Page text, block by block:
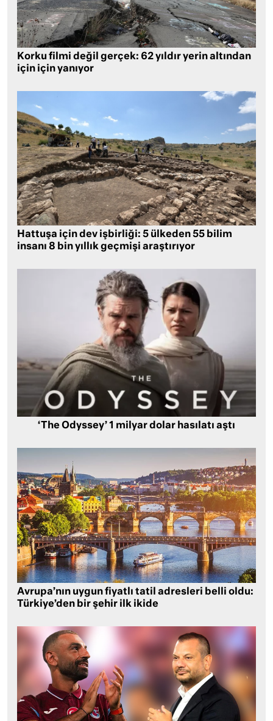
Korku filmi değil gerçek: 62 yıldır yerin altından
için için yanıyor
Hattuşa için dev işbirliği: 5 ülkeden 55 bilim
insanı 8 bin yıllık geçmişi araştırıyor
‘The Odyssey’ 1 milyar dolar hasılatı aştı
Avrupa’nın uygun fiyatlı tatil adresleri belli oldu:
Türkiye’den bir şehir ilk ikide